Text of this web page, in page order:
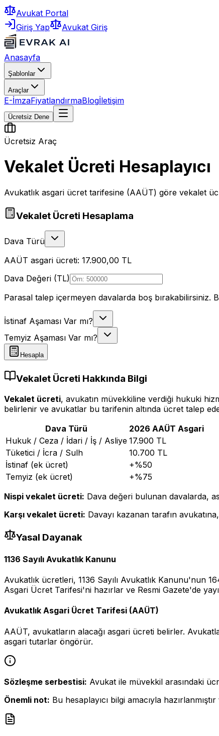
Avukat Portal
Giriş Yap
Avukat Giriş
Anasayfa
Şablonlar
Araçlar
E-İmzaFiyatlandırmaBlogİletişim
Ücretsiz Dene
Ücretsiz Araç
Vekalet Ücreti Hesaplayıcı
Avukatlık asgari ücret tarifesine (AAÜT) göre vekalet
Vekalet Ücreti Hesaplama
Dava Türü
AAÜT asgari ücreti: 17.900,00 TL
Dava Değeri (TL)
Parasal talep içermeyen davalarda boş bırakabilirsiniz.
İstinaf Aşaması Var mı?
Temyiz Aşaması Var mı?
Hesapla
Vekalet Ücreti Hakkında Bilgi
Vekalet ücreti, avukatın müvekkiline verdiği hukuki
belirlenir ve avukatlar bu tarifenin altında ücret talep
Dava Türü
2026 AAÜT Asgari
Hukuk / Ceza / İdari / İş / Asliye 17.900 TL
Tüketici / İcra / Sulh
10.700 TL
İstinaf (ek ücret)
+%50
Temyiz (ek ücret)
+%75
Nispi vekalet ücreti: Dava değeri bulunan davalarda,
Karşı vekalet ücreti: Davayı kazanan tarafın
Yasal Dayanak
1136 Sayılı Avukatlık Kanunu
Avukatlık ücretleri, 1136 Sayılı Avukatlık Kanunu'nun
Asgari Ücret Tarifesi'ni hazırlar ve Resmi Gazete'de
Avukatlık Asgari Ücret Tarifesi (AAÜT)
AAÜT, avukatların alacağı asgari ücreti belirler.
asgari tutarlar öngörür.
Sözleşme serbestisi: Avukat ile müvekkil arasındaki
Önemli not: Bu hesaplayıcı bilgi amacıyla